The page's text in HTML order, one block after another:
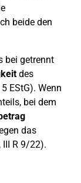
beide den
bei getrennt
des
EStG). Wenn
bei dem
das
III R 9/22).